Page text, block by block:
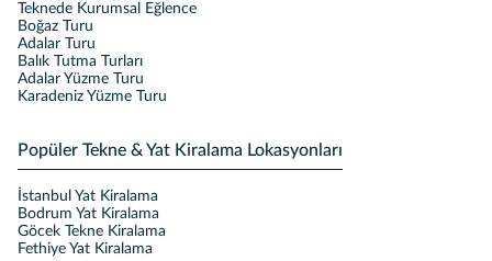
Teknede Kurumsal Eğlence
Boğaz Turu
Adalar Turu
Balık Tutma Turları
Adalar Yüzme Turu
Karadeniz Yüzme Turu
Popüler Tekne & Yat Kiralama Lokasyonları
İstanbul Yat Kiralama
Bodrum Yat Kiralama
Göcek Tekne Kiralama
Fethiye Yat Kiralama